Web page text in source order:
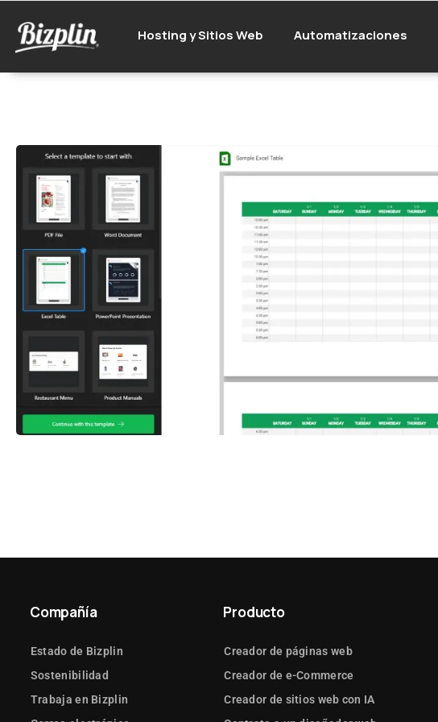
Hosting y Sitios Web Automatizaciones
Compañía
Estado de Bizplin
Sostenibilidad
Trabaja en Bizplin
Producto
Creador de páginas web
Creador de e-Commerce
Creador de sitios web con IA